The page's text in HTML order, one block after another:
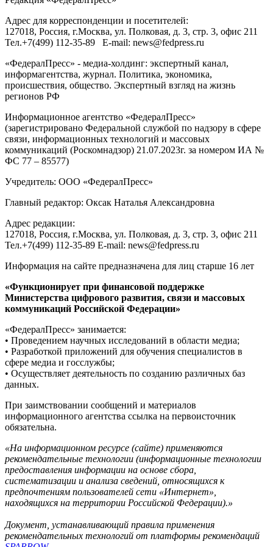
Адрес для корреспонденции и посетителей:
127018, Россия, г.Москва, ул. Полковая, д. 3, стр. 3, офис 211
Тел.+7(499) 112-35-89 E-mail: news@fedpress.ru
«ФедералПресс» - медиа-холдинг: экспертный канал,
информагентства, журнал. Политика, экономика,
происшествия, общество. Экспертный взгляд на жизнь
регионов РФ
Информационное агентство «ФедералПресс»
(зарегистрировано Федеральной службой по надзору в сфере
связи, информационных технологий и массовых
коммуникаций (Роскомнадзор) 21.07.2023г. за номером ИА №
ФС 77 – 85577)
Учредитель: ООО «ФедералПресс»
Главный редактор: Оксак Наталья Александровна
Адрес редакции:
127018, Россия, г.Москва, ул. Полковая, д. 3, стр. 3, офис 211
Тел.+7(499) 112-35-89 E-mail: news@fedpress.ru
Информация на сайте предназначена для лиц старше 16 лет
«Функционирует при финансовой поддержке
Министерства цифрового развития, связи и массовых
коммуникаций Российской Федерации»
«ФедералПресс» занимается:
• Проведением научных исследований в области медиа;
• Разработкой приложений для обучения специалистов в
сфере медиа и госслужбы;
• Осуществляет деятельность по созданию различных баз
данных.
При заимствовании сообщений и материалов
информационного агентства ссылка на первоисточник
обязательна.
«На информационном ресурсе (сайте) применяются
рекомендательные технологии (информационные технологии
предоставления информации на основе сбора,
систематизации и анализа сведений, относящихся к
предпочтениям пользователей сети «Интернет»,
находящихся на территории Российской Федерации).»
Документ, устанавливающий правила применения
рекомендательных технологий от платформы рекомендаций